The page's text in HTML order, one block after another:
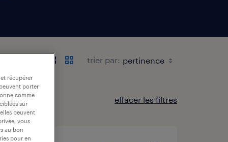
trier par:
effacer les filtres
récupérer
porter
comme
sur
peuvent
vous
au bon
pour en